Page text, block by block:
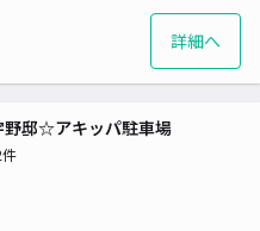
詳細へ
野邸☆アキッパ駐車場